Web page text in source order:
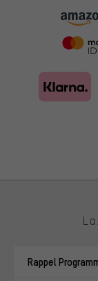
Rappel
Des
Au lieu de
intérêts et à